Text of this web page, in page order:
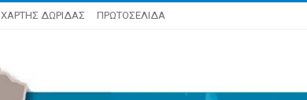
ΧΑΡΤΗΣ ΔΩΡΙΔΑΣ ΠΡΩΤΟΣΕΛΙΔΑ